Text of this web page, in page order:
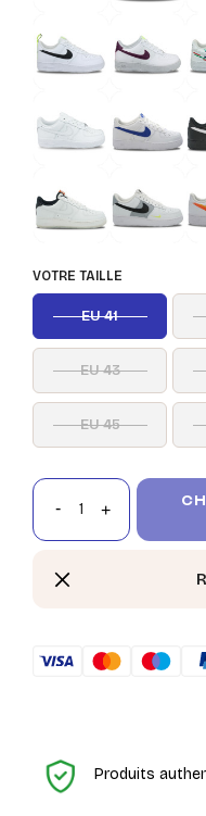
VOTRE TAILLE
EU 41
EU 43
EU 45
Produits